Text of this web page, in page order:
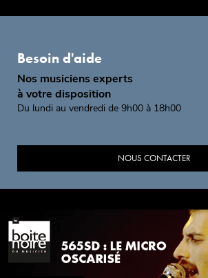
Besoin d'aide
Nos musiciens experts
à votre disposition
Du lundi au vendredi de 9h00 à 18h00
NOUS CONTACTER